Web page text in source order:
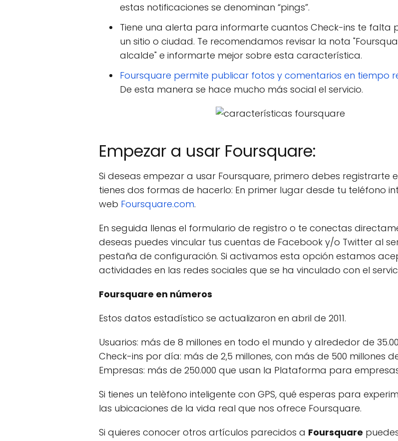
estas notificaciones se denominan “pings”.
Tiene una alerta para informarte cuantos Check-ins te
un sitio o ciudad. Te recomendamos revisar la nota
alcalde" e informarte mejor sobre esta característica.
Foursquare permite publicar fotos y comentarios en tiempo
De esta manera se hace mucho más social el servicio.
Empezar a usar Foursquare:
Si deseas empezar a usar Foursquare, primero debes registrarte
tienes dos formas de hacerlo: En primer lugar desde tu teléfono
web Foursquare.com.
En seguida llenas el formulario de registro o te conectas
deseas puedes vincular tus cuentas de Facebook y/o Twitter al
pestaña de configuración. Si activamos esta opción estamos
actividades en las redes sociales que se ha vinculado con el
Foursquare en números
Estos datos estadístico se actualizaron en abril de 2011.
Usuarios: más de 8 millones en todo el mundo y alrededor de
Check-ins por día: más de 2,5 millones, con más de 500 millones
Empresas: más de 250.000 que usan la Plataforma para
Si tienes un telèfono inteligente con GPS, qué esperas para
las ubicaciones de la vida real que nos ofrece Foursquare.
Si quieres conocer otros artículos parecidos a Foursquare